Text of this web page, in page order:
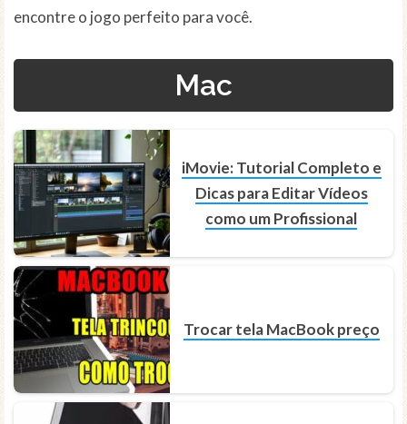
encontre o jogo perfeito para você.
Mac
iMovie: Tutorial Completo e
Dicas para Editar Vídeos
como um Profissional
Trocar tela MacBook preço